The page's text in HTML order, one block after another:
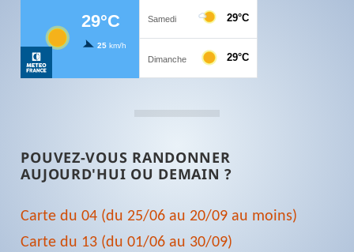
POUVEZ-VOUS RANDONNER
AUJOURD'HUI OU DEMAIN ?
Carte du 04 (du 25/06 au 20/09 au moins)
Carte du 13 (du 01/06 au 30/09)